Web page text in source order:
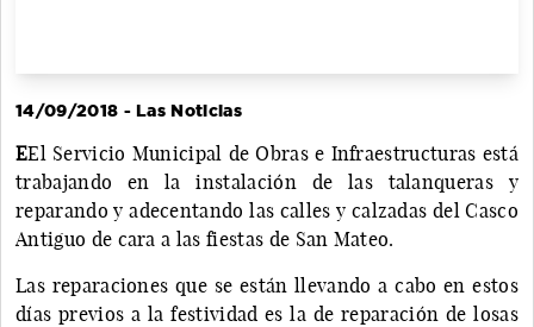
14/09/2018 - Las Noticias
EEl Servicio Municipal de Obras e Infraestructuras está
trabajando en la instalación de las talanqueras y
reparando y adecentando las calles y calzadas del Casco
Antiguo de cara a las fiestas de San Mateo.
Las reparaciones que se están llevando a cabo en estos
días previos a la festividad es la de reparación de losas